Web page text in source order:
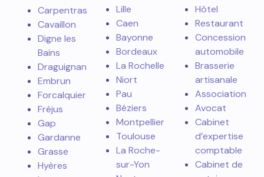
Carpentras
Cavaillon
Digne les
Bains
Draguignan
Embrun
Forcalquier
Fréjus
Gap
Gardanne
Grasse
Hyères
Lille
Caen
Bayonne
Bordeaux
La Rochelle
Niort
Pau
Béziers
Montpellier
Toulouse
La Roche-
sur-Yon
Hôtel
Restaurant
Concession
automobile
Brasserie
artisanale
Association
Avocat
Cabinet
d’expertise
comptable
Cabinet de